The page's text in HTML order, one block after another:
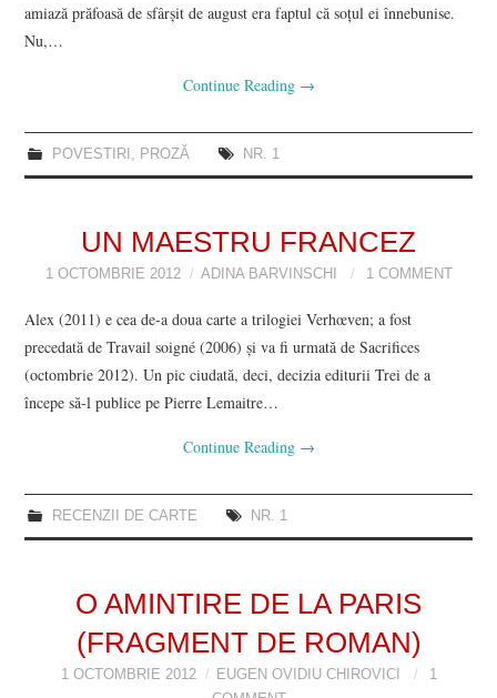
amiază prăfoasă de sfârşit de august era faptul că soţul ei înnebunise.
Nu,…
Continue Reading →
POVESTIRI PROZĂ NR. 1
UN MAESTRU FRANCEZ
1 OCTOMBRIE 2012 ADINA BARVINSCHI 1 COMMENT
Alex (2011) e cea de-a doua carte a trilogiei Verhœven; a fost
precedată de Travail soigné (2006) şi va fi urmată de Sacrifices
(octombrie 2012). Un pic ciudată, deci, decizia editurii Trei de a
începe să-l publice pe Pierre Lemaitre…
Continue Reading →
RECENZII DE CARTE NR. 1
O AMINTIRE DE LA PARIS
(FRAGMENT DE ROMAN)
1 OCTOMBRIE 2012 EUGEN OVIDIU CHIROVICI
1